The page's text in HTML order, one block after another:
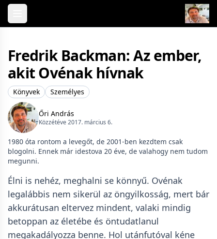
Skip to content
Fredrik Backman: Az ​ember,
akit Ovénak hívnak
Könyvek Személyes
Őri András
Közzétéve 2017. március 6.
1980 óta rontom a levegőt, de 2001-ben kezdtem csak
blogolni. Ennek már idestova 20 éve, de valahogy nem tudom
megunni.
Élni is nehéz, meghalni se könnyű. Ovénak
legalábbis nem sikerül az öngyilkosság, mert bár
akkurátusan eltervez mindent, valaki mindig
betoppan az életébe és öntudatlanul
megakadályozza benne. Hol utánfutóval kéne